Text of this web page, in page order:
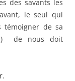
des savants les
le seul qui
témoigner de sa
de nous doit